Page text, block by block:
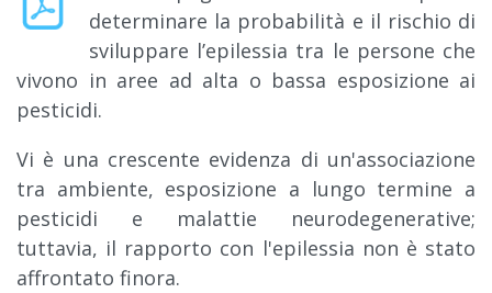
determinare la probabilità e il rischio di
sviluppare l’epilessia tra le persone che
vivono in aree ad alta o bassa esposizione ai
pesticidi.
Vi è una crescente evidenza di un'associazione
tra ambiente, esposizione a lungo termine a
pesticidi e malattie neurodegenerative;
tuttavia, il rapporto con l'epilessia non è stato
affrontato finora.